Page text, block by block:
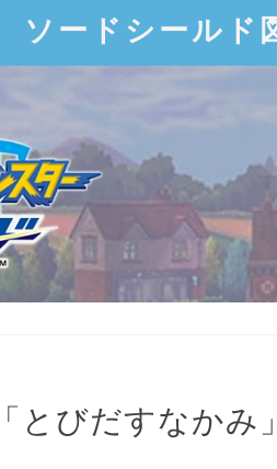
ソードシールド
とびだすなかみ